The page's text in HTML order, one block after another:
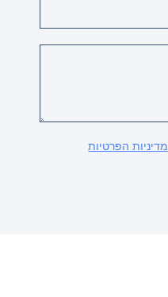
מדיניות הפרטיות